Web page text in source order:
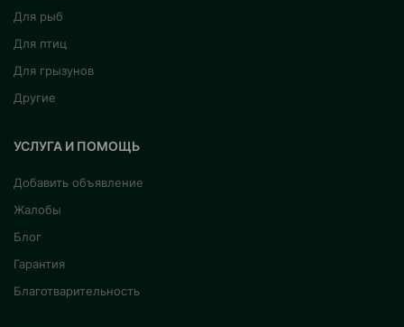
Для рыб
Для птиц
Для грызунов
Другие
УСЛУГА И ПОМОЩЬ
Добавить объявление
Жалобы
Блог
Гарантия
Благотварительность